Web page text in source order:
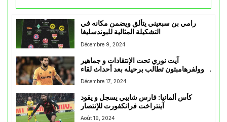
رامي بن سبعيني يتألق ويضمن مكانه في
التشكيلة المثالية للبوندسليغا
Décembre 9, 2024
آيت نوري تحت الإنتقادات و جماهير
وولفرهامبتون تطالب برحيله بعد أحداث لقاء
إيبسويتش تاون
Décembre 17, 2024
كأس ألمانيا: فارس شايبي يسجل و يقود
آينتراخت فرانكفورت للإنتصار
Août 19, 2024